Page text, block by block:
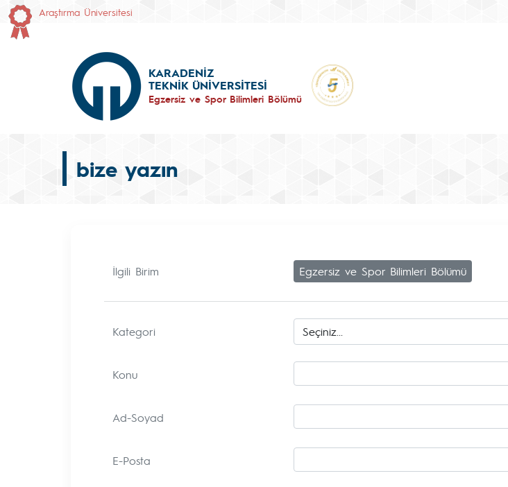
Araştırma Üniversitesi
KARADENİZ
TEKNİK ÜNİVERSİTESİ
Egzersiz ve Spor Bilimleri Bölümü
bize yazın
İlgili Birim Egzersiz ve Spor Bilimleri Bölümü
Kategori
Konu
Ad-Soyad
E-Posta